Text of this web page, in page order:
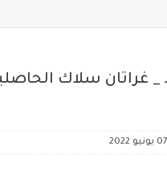
_ غراتان سلاك
07 يونيو 2022